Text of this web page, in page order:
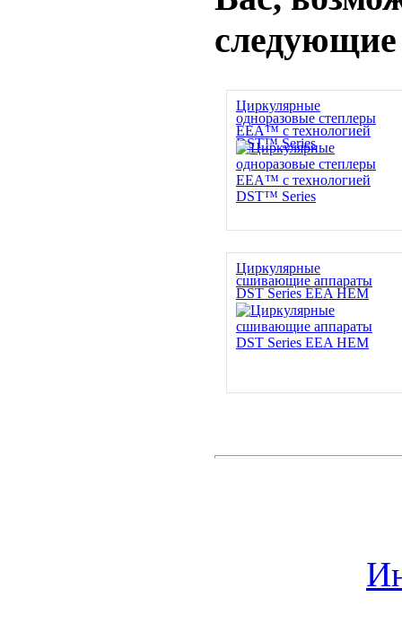
Циркулярные
одноразовые степлеры
EEA™ с технологией
DST™ Series
Циркулярные
сшивающие аппараты
DST Series EEA HEM